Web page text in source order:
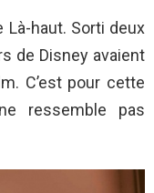
Là-haut. Sorti deux
de Disney avaient
C’est pour cette
ressemble pas